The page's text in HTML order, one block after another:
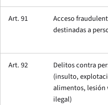
Art. 91
Acceso
destinadas a
Art. 92
Delitos contra
(insulto,
alimentos,
ilegal)